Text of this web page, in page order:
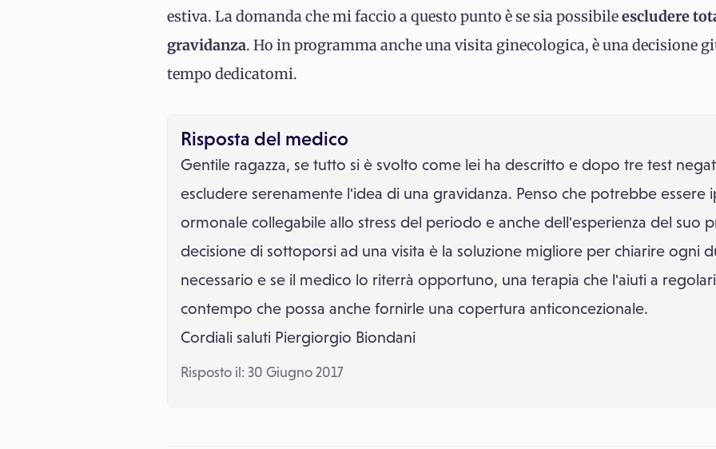
estiva. La domanda che mi faccio a questo punto è se sia possibileescludere
gravidanza. Ho in programma anche una visita ginecologica, è una decisione
tempo dedicatomi.
Risposta del medico
Gentile ragazza, se tutto si è svolto come lei ha descritto e dopo tre test
escludere serenamente l'idea di una gravidanza. Penso che potrebbe essere
ormonale collegabile allo stress del periodo e anche dell'esperienza del suo
decisione di sottoporsi ad una visita è la soluzione migliore per chiarire ogni
necessario e se il medico lo riterrà opportuno, una terapia che l'aiuti a
contempo che possa anche fornirle una copertura anticoncezionale.
Cordiali saluti Piergiorgio Biondani
Risposto il: 30 Giugno 2017